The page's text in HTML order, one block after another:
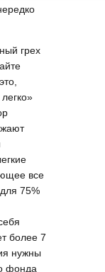
грех
все
75%
более 7
нужны
фонда